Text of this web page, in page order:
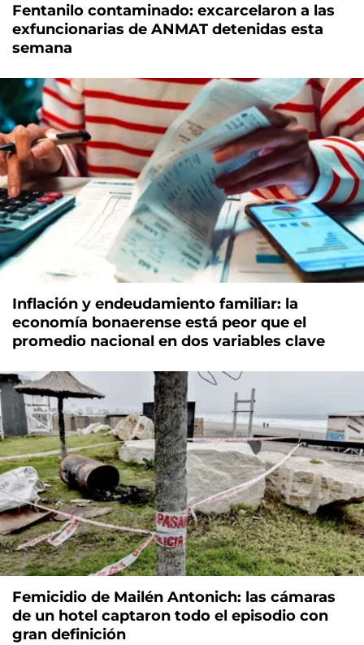
Fentanilo contaminado: excarcelaron a las
exfuncionarias de ANMAT detenidas esta
semana
Inflación y endeudamiento familiar: la
economía bonaerense está peor que el
promedio nacional en dos variables clave
Femicidio de Mailén Antonich: las cámaras
de un hotel captaron todo el episodio con
gran definición